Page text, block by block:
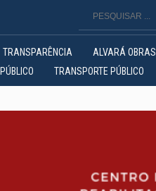
TRANSPARÊNCIA ALVARÁ OBRAS
TRANSPORTE PÚBLICO